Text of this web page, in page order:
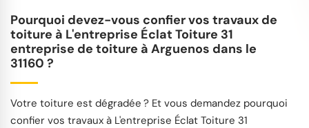
Pourquoi devez-vous confier vos travaux de
toiture à L'entreprise Éclat Toiture 31
entreprise de toiture à Arguenos dans le
31160 ?
Votre toiture est dégradée ? Et vous demandez pourquoi
confier vos travaux à L'entreprise Éclat Toiture 31